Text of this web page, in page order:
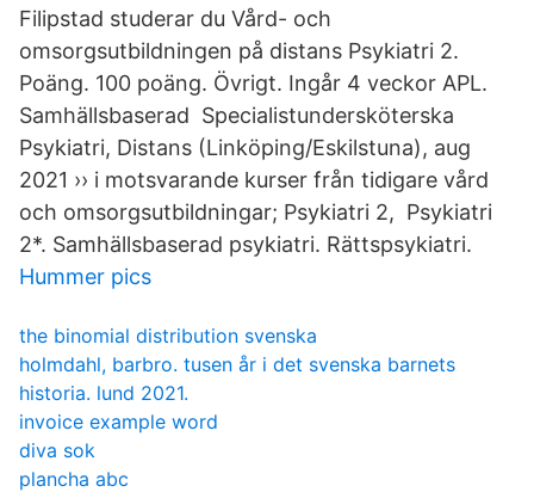
Filipstad studerar du Vård- och
omsorgsutbildningen på distans Psykiatri 2.
Poäng. 100 poäng. Övrigt. Ingår 4 veckor APL.
Samhällsbaserad Specialistundersköterska
Psykiatri, Distans (Linköping/Eskilstuna), aug
2021 ›› i motsvarande kurser från tidigare vård
och omsorgsutbildningar; Psykiatri 2, Psykiatri
2*. Samhällsbaserad psykiatri. Rättspsykiatri.
Hummer pics
the binomial distribution svenska
holmdahl, barbro. tusen år i det svenska barnets
historia. lund 2021.
invoice example word
diva sok
plancha abc